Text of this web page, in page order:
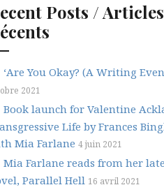
Posts / Articles
‘Are You Okay? (A Writing
2021
Book launch for Valentine
Life by Frances
Mia Farlane 4 juin 2021
Mia Farlane reads from her
Parallel Hell 16 avril 2021